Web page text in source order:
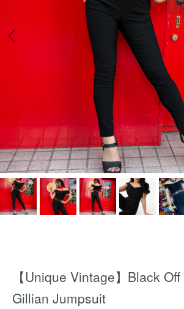
【Unique Vintage】Black
Gillian Jumpsuit